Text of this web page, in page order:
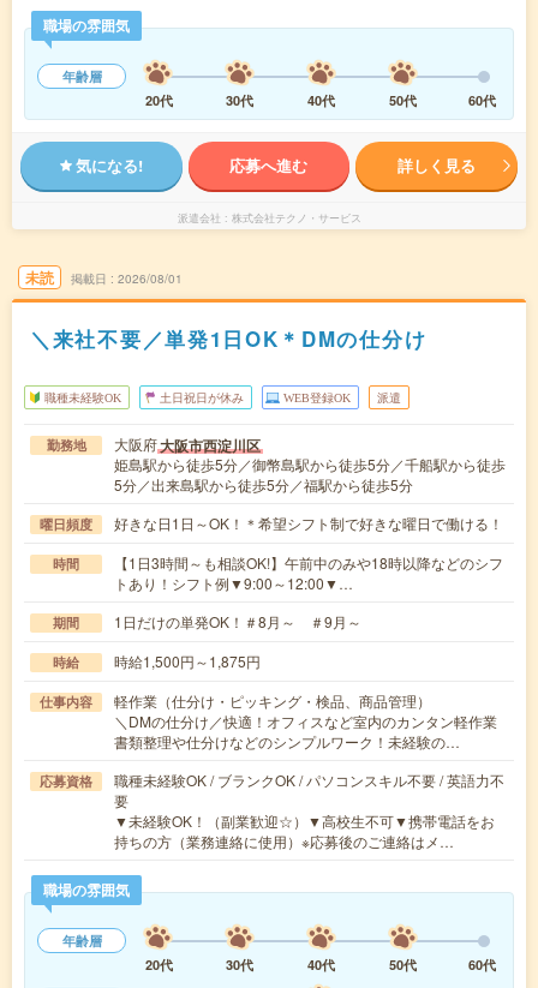
職場の雰囲気
年齢層
20代
30代 40代 50代 60代
気になる! 応募へ進む 詳しく見る
派遣会社 株式会社テクノ・サービス
未読 掲載日 2026/08/01
＼来社不要／単発1日OK＊DMの仕分け
職種未経験OK 土日祝日が休み WEB登録OK 派遣
勤務地 大阪府大阪市西淀川区
姫島駅から徒歩5分／御幣島駅から徒歩5分／千船駅から徒歩
5分／出来島駅から徒歩5分／福駅から徒歩5分
曜日頻度 好きな日1日～OK！＊希望シフト制で好きな曜日で働ける！
時間
【1日3時間～も相談OK!】午前中のみや18時以降などのシフ
トあり！シフト例▼9:00～12:00▼…
期間 1日だけの単発OK！＃8月～ ＃9月～
時給 時給1,500円～1,875円
仕事内容
軽作業（仕分け・ピッキング・検品、商品管理）
＼DMの仕分け／快適！オフィスなど室内のカンタン軽作業
書類整理や仕分けなどのシンプルワーク！未経験の…
応募資格
職種未経験OK / ブランクOK / パソコンスキル不要 / 英語力不
要
▼未経験OK！（副業歓迎☆）▼高校生不可▼携帯電話をお
持ちの方（業務連絡に使用）※応募後のご連絡はメ…
職場の雰囲気
年齢層
20代
30代 40代 50代
60代